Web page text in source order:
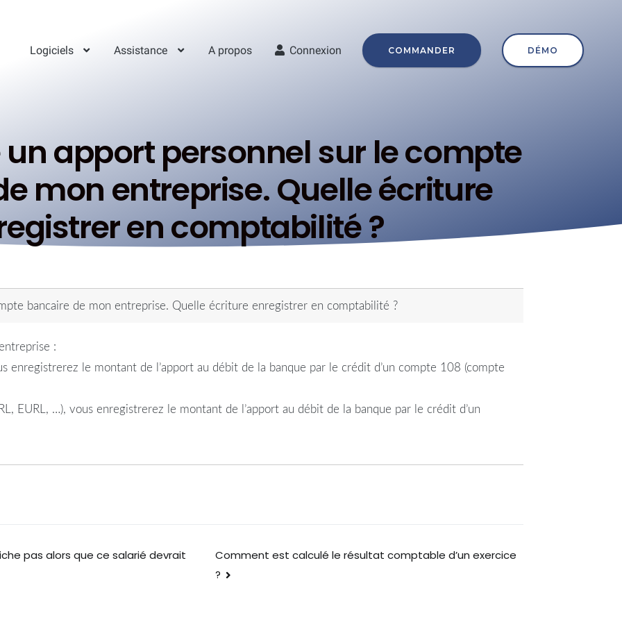
Logiciels Assistance A propos Connexion COMMANDER DÉMO
un apport personnel sur le compte
mon entreprise. Quelle écriture
en comptabilité ?
bancaire de mon entreprise. Quelle écriture enregistrer en comptabilité ?
:
enregistrerez le montant de l’apport au débit de la banque par le crédit d’un compte 108 (compte
EURL, …), vous enregistrerez le montant de l’apport au débit de la banque par le crédit d’un
pas alors que ce salarié devrait
Comment est calculé le résultat comptable d’un exercice
?